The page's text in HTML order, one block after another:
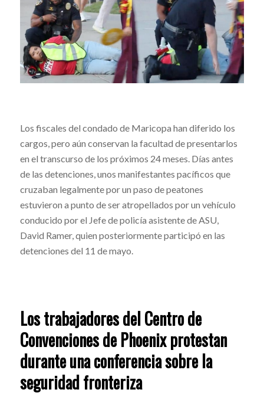
Los fiscales del condado de Maricopa han diferido los
cargos, pero aún conservan la facultad de presentarlos
en el transcurso de los próximos 24 meses. Días antes
de las detenciones, unos manifestantes pacíficos que
cruzaban legalmente por un paso de peatones
estuvieron a punto de ser atropellados por un vehículo
conducido por el Jefe de policía asistente de ASU,
David Ramer, quien posteriormente participó en las
detenciones del 11 de mayo.
Los trabajadores del Centro de
Convenciones de Phoenix protestan
durante una conferencia sobre la
seguridad fronteriza